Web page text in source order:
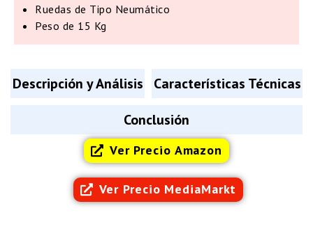
Ruedas de Tipo Neumático
Peso de 15 Kg
Descripción y Análisis
Características Técnicas
Conclusión
Ver Precio Amazon
Ver Precio MediaMarkt